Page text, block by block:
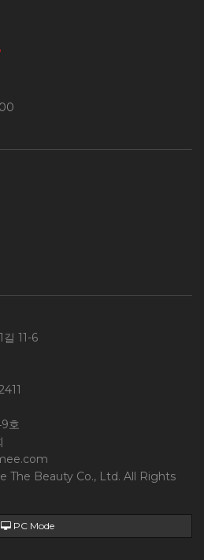
11-6
호
The Beauty Co., Ltd. All Rights
PC Mode